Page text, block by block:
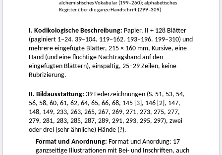
alchemistisches Vokabular (199–260); alphabetisches
Register über die ganze Handschrift (299–309)
I. Kodikologische Beschreibung: Papier, II + 128 Blätter
(paginiert 1–24. 39–104. 119–162. 193–196. 199–310) und
mehrere eingefügte Blätter, 215 × 160 mm, Kursive, eine
Hand (und eine flüchtige Nachtragshand auf den
eingefügten Blättern), einspaltig, 25–29 Zeilen, keine
Rubrizierung.
II. Bildausstattung: 39 Federzeichnungen (S. 51, 53, 54,
56, 58, 60, 61, 62, 64, 65, 66, 68, 145 [3], 146 [2], 147,
148, 149, 233, 263, 265, 267, 269, 271, 273, 275, 277,
279, 281, 283, 285, 287, 289, 291, 293, 295, 297), zwei
oder drei (sehr ähnliche) Hände (?).
Format und Anordnung: Format und Anordung: 17
ganzseitige Illustrationen mit Bei- und Inschriften, auch